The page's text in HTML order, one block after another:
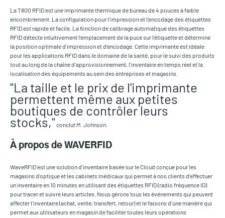
La T800 RFID est une imprimante thermique de bureau de 4 pouces à faible
encombrement. La configuration pour l'impression et l'encodage des étiquettes
RFID est rapide et facile. La fonction de calibrage automatique des étiquettes
RFID détecte intuitivement l'emplacement de la puce sur l'étiquette et détermine
la position optimale d'impression et d'encodage. Cette imprimante est idéale
pour les applications RFID dans le domaine de la santé, pour le suivi des produits
tout au long de la chaîne d'approvisionnement, l'inventaire en temps réel et la
localisation des équipements au sein des entreprises et magasins.
"La taille et le prix de l'imprimante
permettent même aux petites
boutiques de contrôler leurs
stocks," conclut M. Johnson.
À propos de WAVERFID
WaveRFID est une solution d'inventaire basée sur le Cloud conçue pour les
magasins d'optique et les cabinets médicaux qui permet à nos clients d'effectuer
un inventaire en 10 minutes en utilisant des étiquettes RFID (radio fréquence ID)
pour tracer et suivre leurs articles. Nous gérons tous les événements qui peuvent
affecter l'inventaire (achat, vente, transfert, retour) et le faisons d'une manière qui
permet aux utilisateurs en magasin de faciliter toutes leurs opérations